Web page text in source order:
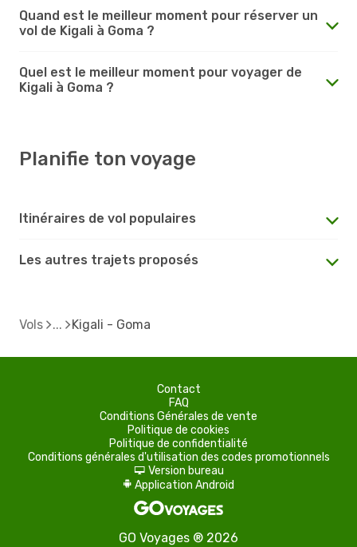
Quand est le meilleur moment pour réserver un
vol de Kigali à Goma ?
Quel est le meilleur moment pour voyager de
Kigali à Goma ?
Planifie ton voyage
Itinéraires de vol populaires
Les autres trajets proposés
Vols Kigali - Goma
Contact
FAQ
Conditions Générales de vente
Politique de cookies
Politique de confidentialité
Conditions générales d'utilisation des codes promotionnels
d Version bureau
A Application Android
GO Voyages ® 2026